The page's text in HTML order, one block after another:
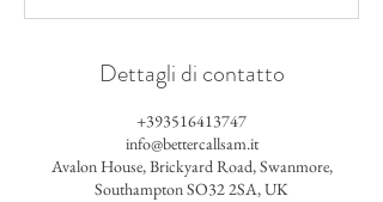
Dettagli di contatto
+393516413747
info@bettercallsam.it
Avalon House, Brickyard Road, Swanmore,
Southampton SO32 2SA, UK